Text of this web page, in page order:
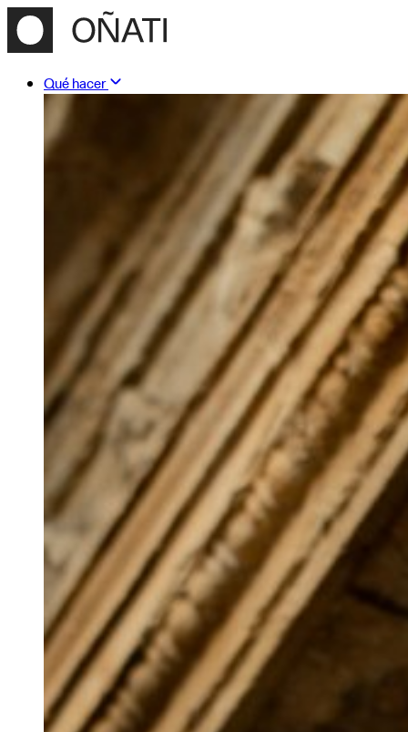
Qué hacer